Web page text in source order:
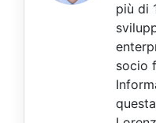
più di
socio